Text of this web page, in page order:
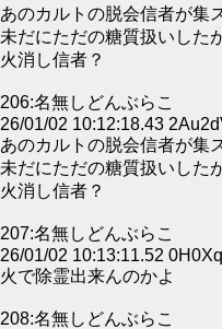
あのカルトの脱会信者が集
未だにただの糖質扱いした
火消し信者？
206:名無しどんぶらこ
26/01/02 10:12:18.43
あのカルトの脱会信者が集
未だにただの糖質扱いした
火消し信者？
207:名無しどんぶらこ
26/01/02 10:13:11.52
火で除霊出来んのかよ
208:名無しどんぶらこ